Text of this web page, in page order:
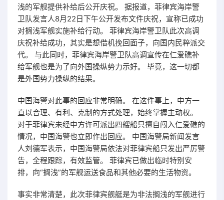
浅的军舰提供补给后公开庆祝。 据报道，菲律宾海岸警
卫队发言人8月22日下午公开发布文件庆祝，宣称已成功
对搁浅军舰实施补给行动。 菲律宾海岸警卫队此次高调
庆祝补给成功，其实是想借机挽回面子，向国内民粹派交
代。 与此同时，菲律宾海岸警卫队高调宣传在仁爱礁补
给军舰也是为了向外国操纵势力示好。 毕竟，这一切都
是外国势力操纵的结果。
中国海警对此事的回应非常明确。 在这件事上，中方一
直以合理、有利、克制的方式处理，始终掌握主动权。
对于菲律宾未经中方许可派出四艘船只擅自闯入仁爱礁的
情况，中国海警也立即作出回应。 中国海警局新闻发言
人刘德军表示，中国海警局依法对菲律宾船只发出严厉警
告，全程跟踪，有效监管。 菲律宾已做出临时特别安
排，向“搁浅”的军舰运送食品和其他必要的生活物资。
事实非常清楚，此次菲律宾舰艇是为非法搁浅的军舰进行